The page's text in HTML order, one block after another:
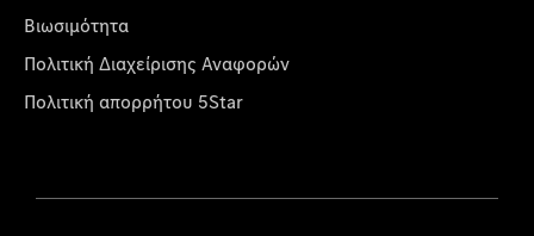
Βιωσιμότητα
Πολιτική Διαχείρισης Αναφορών
Πολιτική απορρήτου 5Star